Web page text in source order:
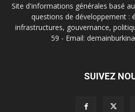
Site d'informations générales basé
questions de développement :
infrastructures, gouvernance,
59 - Email:
SUIVEZ